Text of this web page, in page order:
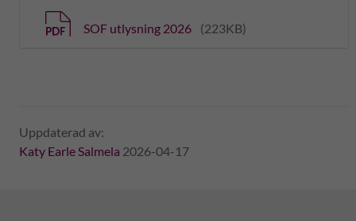
SOF utlysning 2026 (223KB)
Uppdaterad av:
Katy Earle Salmela 2026-04-17